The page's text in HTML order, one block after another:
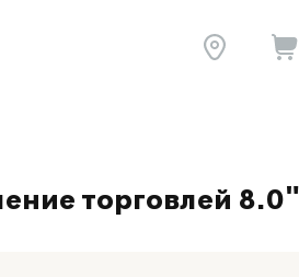
торговлей 8.0"